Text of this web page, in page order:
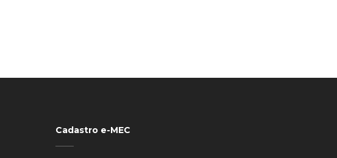
Cadastro e-MEC